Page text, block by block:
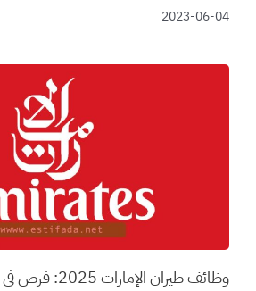
2023-06-04
وظائف طيران الإمارات 2025: فرص في المغرب وخارجها